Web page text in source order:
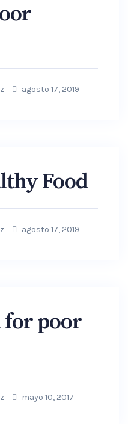
agosto 17, 2019
Food
agosto 17, 2019
for poor
mayo 10, 2017